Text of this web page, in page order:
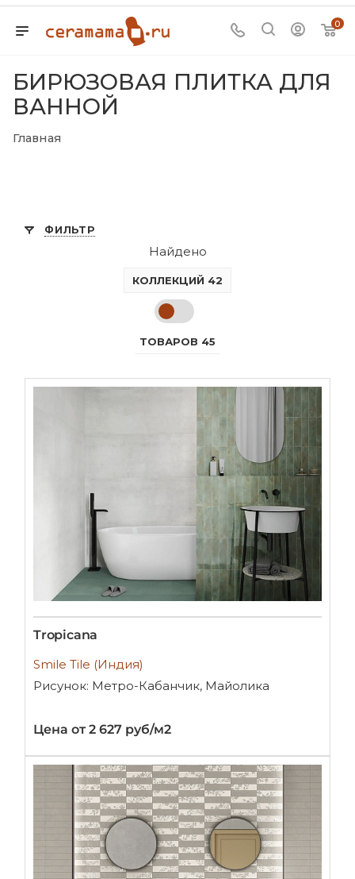
0
БИРЮЗОВАЯ ПЛИТКА ДЛЯ
ВАННОЙ
Главная
ФИЛЬТР
Найдено
КОЛЛЕКЦИЙ 42
ТОВАРОВ 45
Tropicana
Smile Tile (Индия)
Рисунок: Метро-Кабанчик, Майолика
Цена от 2 627 руб/м2